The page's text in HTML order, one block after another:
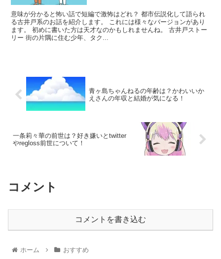
意味が分かると怖い話で短編で激怖はどれ？ 都市伝説化して語られ
る古井戸系のお話を紹介します。 これには様々なバージョンがあり
ます。 初めに書いた方は天才なのかもしれませんね。 古井戸ストー
リー 街の片隅に住む少年、タク...
青ヶ島ちゃんねるの年齢は？かわいいか
えさんの年収と結婚が気になる！
一条莉々華の前世は？好き嫌いとtwitter
やregloss前世について！
コメント
コメントを書き込む
ホーム おすすめ